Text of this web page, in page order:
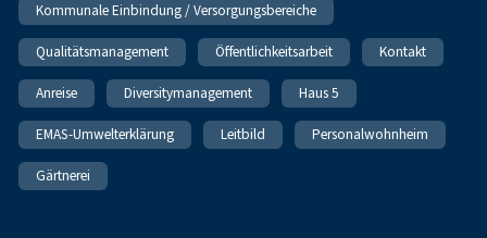
Kommunale Einbindung / Versorgungsbereiche
Qualitätsmanagement Öffentlichkeitsarbeit Kontakt
Anreise Diversitymanagement Haus 5
EMAS-Umwelterklärung Leitbild Personalwohnheim
Gärtnerei